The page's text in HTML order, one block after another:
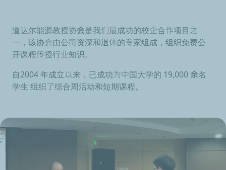
道达尔能源教授协会是我们最成功的校企合作项目之
一，该协会由公司资深和退休的专家组成，组织免费公
开课程传授行业知识。
自2004 年成立以来，已成功为中国大学的 19,000 余名
学生 组织了综合周活动和短期课程。